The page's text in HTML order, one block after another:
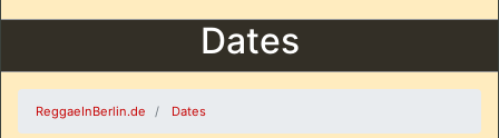
Dates
ReggaeInBerlin.de Dates